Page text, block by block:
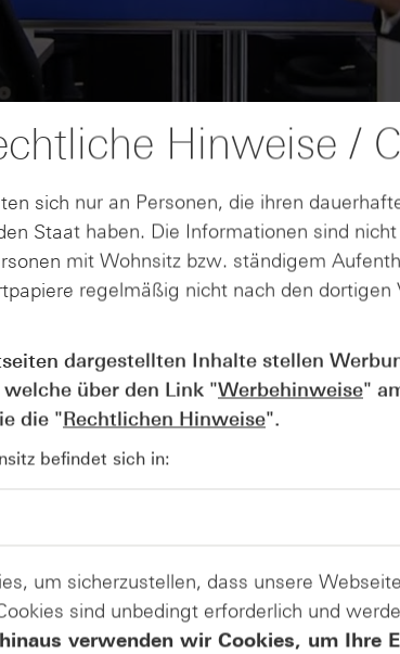
AUGUST
07
Wie lange bleibt der DAX®
Rekordlaune? - ntv
07.08.26
Hinweise /
sich nur an Personen, die ihren
Staat haben. Die Informationen sind
mit Wohnsitz bzw. ständigem
regelmäßig nicht nach den
dargestellten Inhalte stellen
über den Link "Werbehinweise"
die "Rechtlichen Hinweise".
befindet sich in:
um sicherzustellen, dass unsere
sind unbedingt erforderlich und
verwenden wir Cookies, um Ihre